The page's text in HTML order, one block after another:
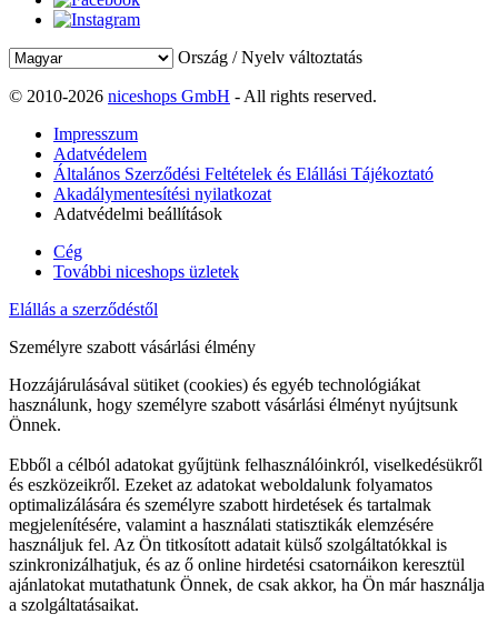
Ország / Nyelv változtatás
© 2010-2026 niceshops GmbH - All rights reserved.
Impresszum
Adatvédelem
Általános Szerződési Feltételek és Elállási Tájékoztató
Akadálymentesítési nyilatkozat
Adatvédelmi beállítások
Cég
További niceshops üzletek
Elállás a szerződéstől
Személyre szabott vásárlási élmény
Hozzájárulásával sütiket (cookies) és egyéb technológiákat
használunk, hogy személyre szabott vásárlási élményt nyújtsunk
Önnek.
Ebből a célból adatokat gyűjtünk felhasználóinkról, viselkedésükről
és eszközeikről. Ezeket az adatokat weboldalunk folyamatos
optimalizálására és személyre szabott hirdetések és tartalmak
megjelenítésére, valamint a használati statisztikák elemzésére
használjuk fel. Az Ön titkosított adatait külső szolgáltatókkal is
szinkronizálhatjuk, és az ő online hirdetési csatornáikon keresztül
ajánlatokat mutathatunk Önnek, de csak akkor, ha Ön már használja
a szolgáltatásaikat.